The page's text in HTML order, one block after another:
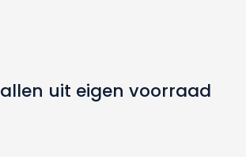
uit eigen voorraad